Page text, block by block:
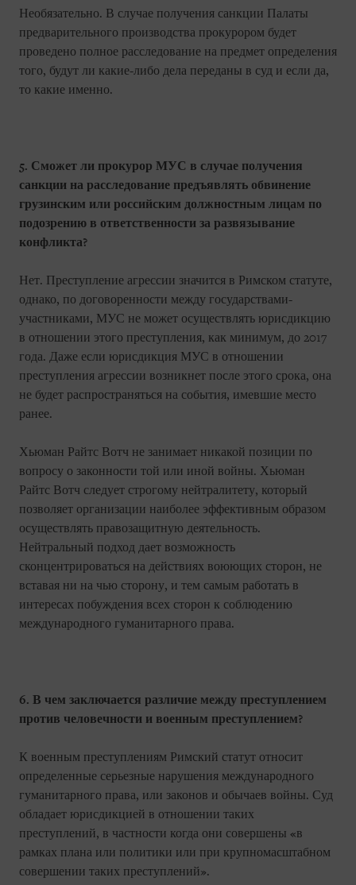
Необязательно. В случае получения санкции Палаты
предварительного производства прокурором будет
проведено полное расследование на предмет определения
того, будут ли какие-либо дела переданы в суд и если да,
то какие именно.
5. Сможет ли прокурор МУС в случае получения
санкции на расследование предъявлять обвинение
грузинским или российским должностным лицам по
подозрению в ответственности за развязывание
конфликта?
Нет. Преступление агрессии значится в Римском статуте,
однако, по договоренности между государствами-
участниками, МУС не может осуществлять юрисдикцию
в отношении этого преступления, как минимум, до 2017
года. Даже если юрисдикция МУС в отношении
преступления агрессии возникнет после этого срока, она
не будет распространяться на события, имевшие место
ранее.
Хьюман Райтс Вотч не занимает никакой позиции по
вопросу о законности той или иной войны. Хьюман
Райтс Вотч следует строгому нейтралитету, который
позволяет организации наиболее эффективным образом
осуществлять правозащитную деятельность.
Нейтральный подход дает возможность
сконцентрироваться на действиях воюющих сторон, не
вставая ни на чью сторону, и тем самым работать в
интересах побуждения всех сторон к соблюдению
международного гуманитарного права.
6. В чем заключается различие между преступлением
против человечности и военным преступлением?
К военным преступлениям Римский статут относит
определенные серьезные нарушения международного
гуманитарного права, или законов и обычаев войны. Суд
обладает юрисдикцией в отношении таких
преступлений, в частности когда они совершены «в
рамках плана или политики или при крупномасштабном
совершении таких преступлений».